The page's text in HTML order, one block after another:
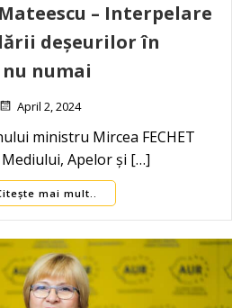
– Interpelare
deșeurilor în
numai
April 2, 2024
ministru Mircea FECHET
Apelor și […]
mai mult..